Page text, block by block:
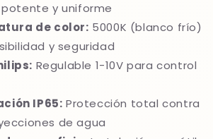
y uniforme
de color: 5000K (blanco frío)
y seguridad
Regulable 1-10V para control
IP65: Protección total contra
de agua